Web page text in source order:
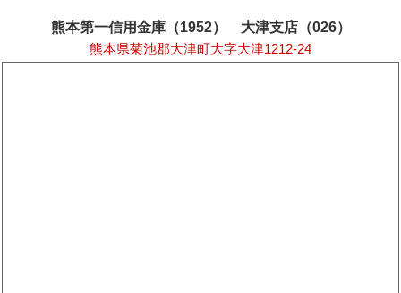
熊本第一信用金庫（1952） 大津支店（026）
熊本県菊池郡大津町大字大津1212-24